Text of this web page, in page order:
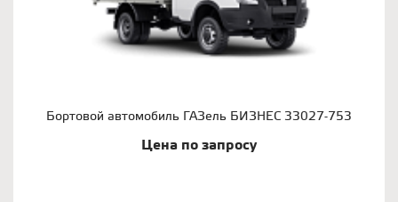
Бортовой автомобиль ГАЗель БИЗНЕС 33027-753
Цена по запросу